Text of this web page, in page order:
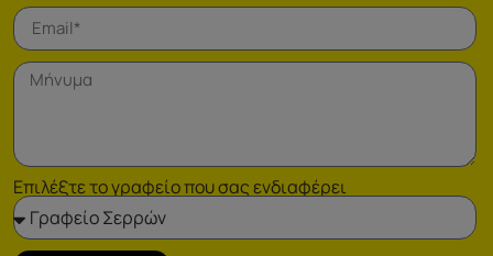
Επιλέξτε το γραφείο που σας ενδιαφέρει